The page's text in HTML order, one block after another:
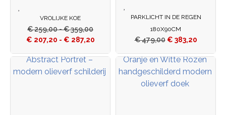
VROLIJKE KOE
€259,00-€359,00
€ 207,20 - € 287,20
PARKLICHT IN DE REGEN
180X90CM
€479,00 € 383,20